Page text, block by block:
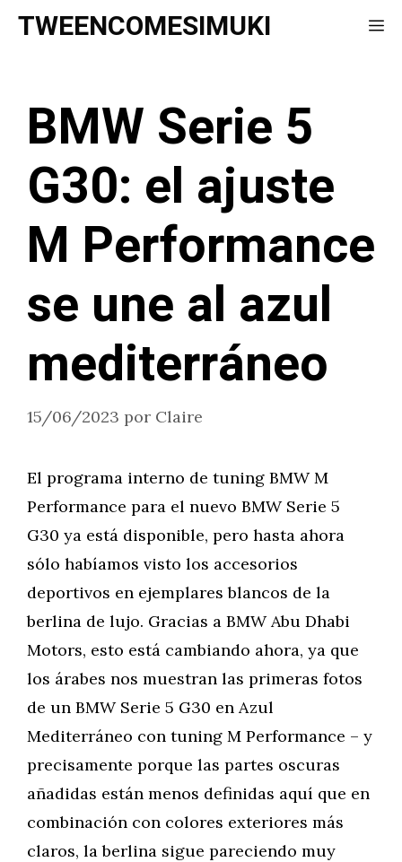
Saltar
TWEENCOMESIMUKI
BMW Serie 5
G30: el ajuste
M Performance
se une al azul
mediterráneo
15/06/2023 por Claire
El programa interno de tuning BMW M
Performance para el nuevo BMW Serie 5
G30 ya está disponible, pero hasta ahora
sólo habíamos visto los accesorios
deportivos en ejemplares blancos de la
berlina de lujo. Gracias a BMW Abu Dhabi
Motors, esto está cambiando ahora, ya que
los árabes nos muestran las primeras fotos
de un BMW Serie 5 G30 en Azul
Mediterráneo con tuning M Performance – y
precisamente porque las partes oscuras
añadidas están menos definidas aquí que en
combinación con colores exteriores más
claros, la berlina sigue pareciendo muy